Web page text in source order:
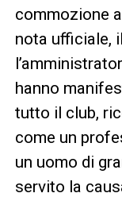
commozione
nota ufficiale,
hanno
tutto il club,
come un
un uomo di
servito la